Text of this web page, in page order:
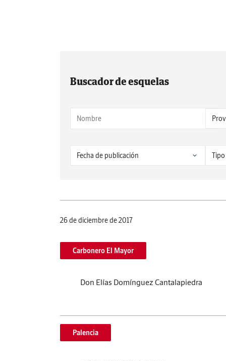
Buscador de esquelas
26 de diciembre de 2017
Carbonero El Mayor
Don Elías Domínguez Cantalapiedra
Palencia